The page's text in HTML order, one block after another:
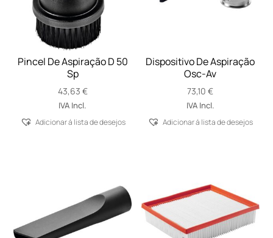
Pincel De Aspiração D 50
Sp
43,63 €
IVA Incl.
Adicionar á lista de desejos
Dispositivo De Aspiração
Osc-Av
73,10€
IVA Incl.
Adicionar á lista de desejos